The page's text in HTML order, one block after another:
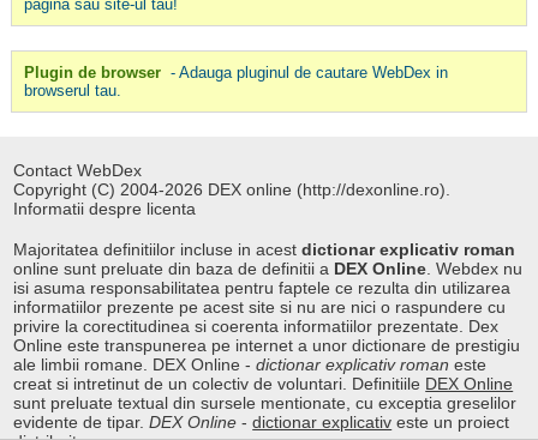
pagina sau site-ul tau!
Plugin de browser - Adauga pluginul de cautare WebDex in
browserul tau.
Contact WebDex
Copyright (C) 2004-2026 DEX online (http://dexonline.ro).
Informatii despre licenta
Majoritatea definitiilor incluse in acestdictionar explicativ roman
online sunt preluate din baza de definitii a DEX Online . Webdex nu
isi asuma responsabilitatea pentru faptele ce rezulta din utilizarea
informatiilor prezente pe acest site si nu are nici o raspundere cu
privire la corectitudinea si coerenta informatiilor prezentate. Dex
Online este transpunerea pe internet a unor dictionare de prestigiu
ale limbii romane. DEX Online -dictionar explicativ roman este
creat si intretinut de un colectiv de voluntari. Definitiile DEX Online
sunt preluate textual din sursele mentionate, cu exceptia greselilor
evidente de tipar.DEX Online -dictionar explicativ este un proiect